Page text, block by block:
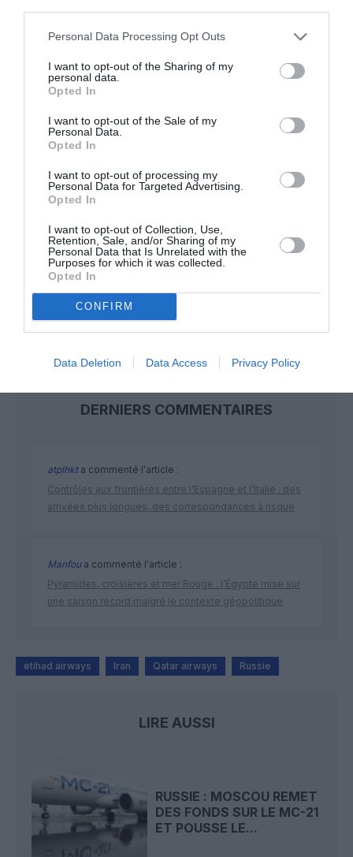
Personal Data Processing Opt Outs
I want to opt-out of the Sharing of my
personal data.
Opted In
I want to opt-out of the Sale of my
Personal Data.
Opted In
I want to opt-out of processing my
Personal Data for Targeted Advertising.
Opted In
I want to opt-out of Collection, Use,
Retention, Sale, and/or Sharing of my
Personal Data that Is Unrelated with the
Purposes for which it was collected.
Opted In
CONFIRM
Data Deletion Data Access Privacy Policy
LAISSER UN COMMENTAIRE
Appel aux lecteurs !
Soutenez Air Journal participez
DERNIERS COMMENTAIRES
atplhkta commenté l'article :
Contrôles aux frontières entre l’Espagne et l’Italie : des
arrivées plus longues, des correspondances à risque
Manfoua commenté l'article :
Pyramides, croisières et mer Rouge : l’Égypte mise sur
une saison record malgré le contexte géopolitique
etihad airways Iran Qatar airways Russie
LIRE AUSSI
RUSSIE : MOSCOU REMET
DES FONDS SUR LE MC-21
ET POUSSE LE...